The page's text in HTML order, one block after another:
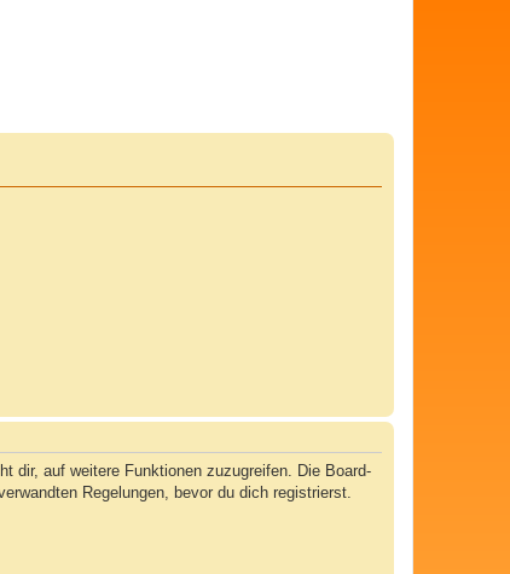
dir, auf weitere Funktionen zuzugreifen. Die Board-
Regelungen, bevor du dich registrierst.